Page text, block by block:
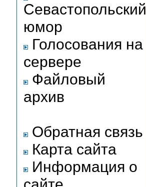
Севастопольский
юмор
Голосования на
сервере
Файловый
архив
Обратная связь
Карта сайта
Информация о